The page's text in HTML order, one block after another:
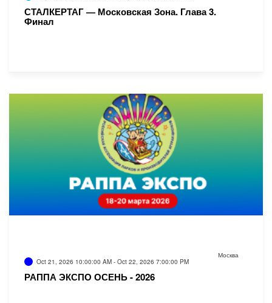
СТАЛКЕРТАГ — Московская Зона. Глава 3.
Финал
Oct 21, 2026 10:00:00 AM - Oct 22, 2026 7:00:00 PM
Москва
РАППА ЭКСПО ОСЕНЬ - 2026